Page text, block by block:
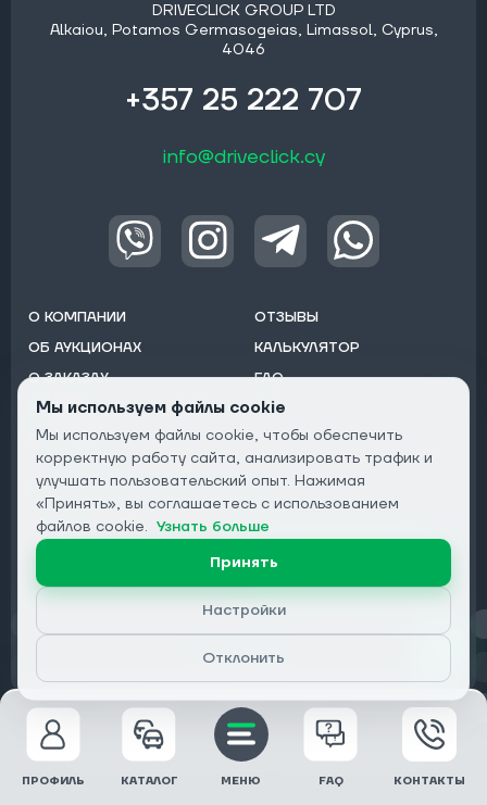
DRIVECLICK GROUP LTD
Alkaiou, Potamos Germasogeias, Limassol, Cyprus,
4046
+357 25 222 707
info@driveclick.cy
О КОМПАНИИ
ОБ АУКЦИОНАХ
О ЗАКАЗАХ
КОНТАКТЫ
ОТ ДИЛЕРОВ
ОТЗЫВЫ
КАЛЬКУЛЯТОР
FAQ
БЛОГ
Подписаться на рассылку:
Email
© 2026 DRIVECLICK GROUP LTD | Все права защищены
ПРОФИЛЬ КАТАЛОГ МЕНЮ FAQ КОНТАКТЫ
Мы используем файлы cookie
Мы используем файлы cookie, чтобы обеспечить
корректную работу сайта, анализировать трафик и
улучшать пользовательский опыт. Нажимая
«Принять», вы соглашаетесь с использованием
файлов cookie. Узнать больше
Принять
Настройки
Отклонить